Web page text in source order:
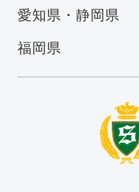
愛知県・静岡県
福岡県